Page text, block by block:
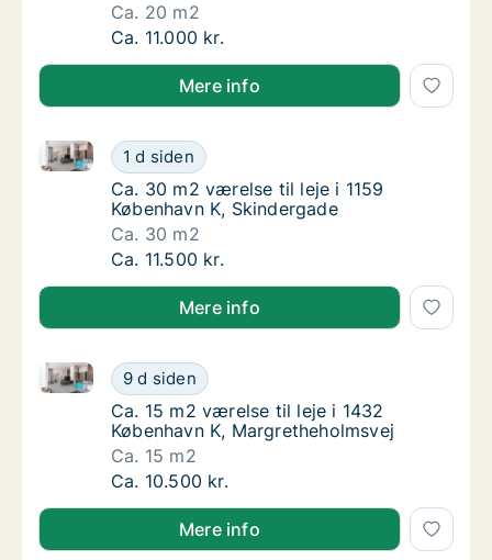
Ca. 20 m2
Ca. 20 m2 værelse til leje i 1420 København
Ca. 11.000 kr.
Mere info
Ca. 30 m2 værelse til leje i 1159 København
1 d siden
Ca. 30 m2 værelse til leje i 1159 København K,
Ca. 30 m2 værelse til leje i 1159 København
Ca. 30 m2 værelse til leje i 1159
København K, Skindergade
Ca. 30 m2
Ca. 30 m2 værelse til leje i 1159 København
Ca. 11.500 kr.
Mere info
Ca. 15 m2 værelse til leje i 1432 København
9 d siden
Ca. 15 m2 værelse til leje i 1432 København K,
Ca. 15 m2 værelse til leje i 1432 København
Ca. 15 m2 værelse til leje i 1432
København K, Margretheholmsvej
Ca. 15 m2
Ca. 15 m2 værelse til leje i 1432 København
Ca. 10.500 kr.
Mere info